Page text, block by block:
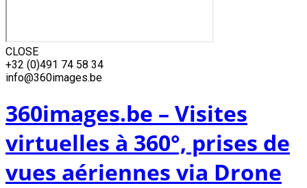
CLOSE
Skip
to
+32 (0)491 74 58 34
info@360images.be
360images.be – Visites
virtuelles à 360°, prises de
vues aériennes via Drone